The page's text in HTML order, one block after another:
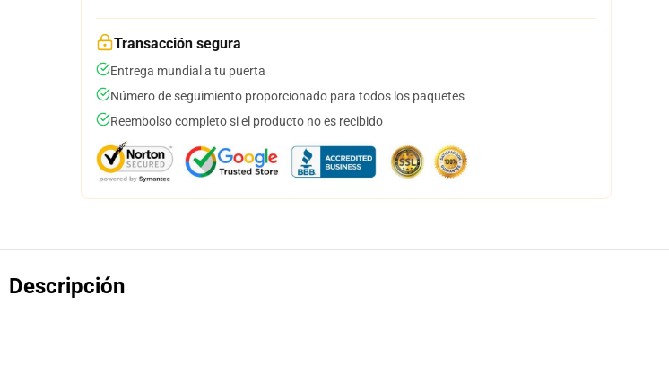
Transacción segura
Entrega mundial a tu puerta
Número de seguimiento proporcionado para todos los paquetes
Reembolso completo si el producto no es recibido
Descripción